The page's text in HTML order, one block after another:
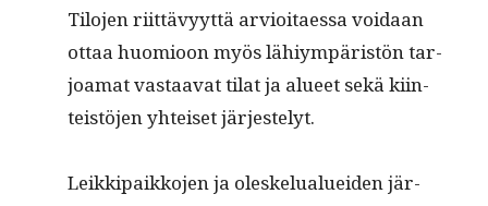
Tilo­jen riit­tävyyt­tä arvioitaes­sa voidaan
ottaa huomioon myös lähiym­päristön tar­
joa­mat vas­taa­vat tilat ja alueet sekä kiin­
teistö­jen yhteiset järjestelyt.
Leikkipaikko­jen ja oleskelu­aluei­den jär­